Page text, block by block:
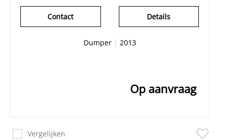
Details
Contact
Dumper| 2013
Op aanvraag
Vergelijken